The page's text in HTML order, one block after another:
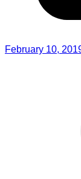
February 10,